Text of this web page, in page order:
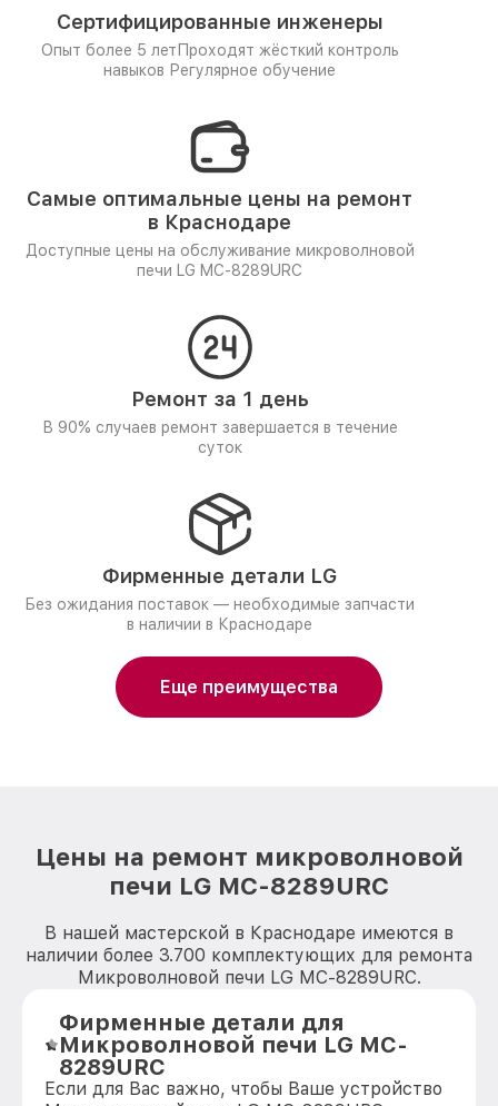
Сертифицированные инженеры
Опыт более 5 лет Проходят жёсткий контроль
навыков Регулярное обучение
Самые оптимальные цены на ремонт
в Краснодаре
Доступные цены на обслуживание микроволновой
печи LG MC-8289URC
Ремонт за 1 день
В 90% случаев ремонт завершается в течение
суток
Фирменные детали LG
Без ожидания поставок — необходимые запчасти
в наличии в Краснодаре
Еще преимущества
Цены на ремонт микроволновой
печи LG MC-8289URC
В нашей мастерской в Краснодаре имеются в
наличии более 3.700 комплектующих для ремонта
Микроволновой печи LG MC-8289URC.
Фирменные детали для
Микроволновой печи LG MC-
8289URC
Если для Вас важно, чтобы Ваше устройство